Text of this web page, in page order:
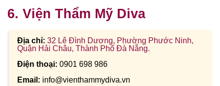
6. Viện Thẩm Mỹ Diva
Địa chỉ: 32 Lê Đình Dương, Phường Phước Ninh,
Quận Hải Châu, Thành Phố Đà Nẵng.
Điện thoại: 0901 698 986
Email: info@vienthammydiva.vn